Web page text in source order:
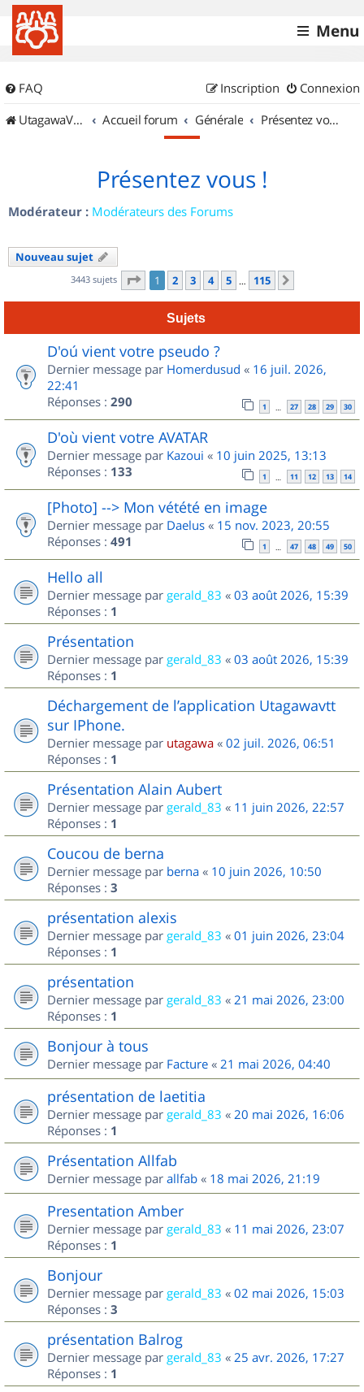
Menu
FAQ Connexion
Inscription
UtagawaVTT (Randos VTT et VTTAE avec traces GPS)
Accueil forum Générale Présentez vous !
Présentez vous !
Modérateur : Modérateurs des Forums
Nouveau sujet
3443 sujets Page 1sur 115
1 2 3 4 5 … 115
Sujets
D'oú vient votre pseudo ?
Dernier message par Homerdusud « 16 juil. 2026,
22:41
Réponses : 290 1 … 27 28 29 30
D'où vient votre AVATAR
Dernier message par Kazoui « 10 juin 2025, 13:13
Réponses : 133 1 … 11 12 13 14
[Photo] --> Mon vétété en image
Dernier message par Daelus « 15 nov. 2023, 20:55
Réponses : 491 1 … 47 48 49 50
Hello all
Dernier message par gerald_83 « 03 août 2026, 15:39
Réponses : 1
Présentation
Dernier message par gerald_83 « 03 août 2026, 15:39
Réponses : 1
Déchargement de l’application Utagawavtt
sur IPhone.
Dernier message par utagawa « 02 juil. 2026, 06:51
Réponses : 1
Présentation Alain Aubert
Dernier message par gerald_83 « 11 juin 2026, 22:57
Réponses : 1
Coucou de berna
Dernier message par berna « 10 juin 2026, 10:50
Réponses : 3
présentation alexis
Dernier message par gerald_83 « 01 juin 2026, 23:04
Réponses : 1
présentation
Dernier message par gerald_83 « 21 mai 2026, 23:00
Réponses : 1
Bonjour à tous
Dernier message par Facture « 21 mai 2026, 04:40
présentation de laetitia
Dernier message par gerald_83 « 20 mai 2026, 16:06
Réponses : 1
Présentation Allfab
Dernier message par allfab « 18 mai 2026, 21:19
Presentation Amber
Dernier message par gerald_83 « 11 mai 2026, 23:07
Réponses : 1
Bonjour
Dernier message par gerald_83 « 02 mai 2026, 15:03
Réponses : 3
présentation Balrog
Dernier message par gerald_83 « 25 avr. 2026, 17:27
Réponses : 1